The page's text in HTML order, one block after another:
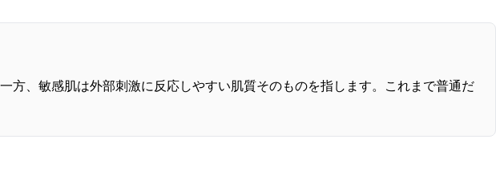
、敏感肌は外部刺激に反応しやすい肌質そのものを指します。これまで普通だ